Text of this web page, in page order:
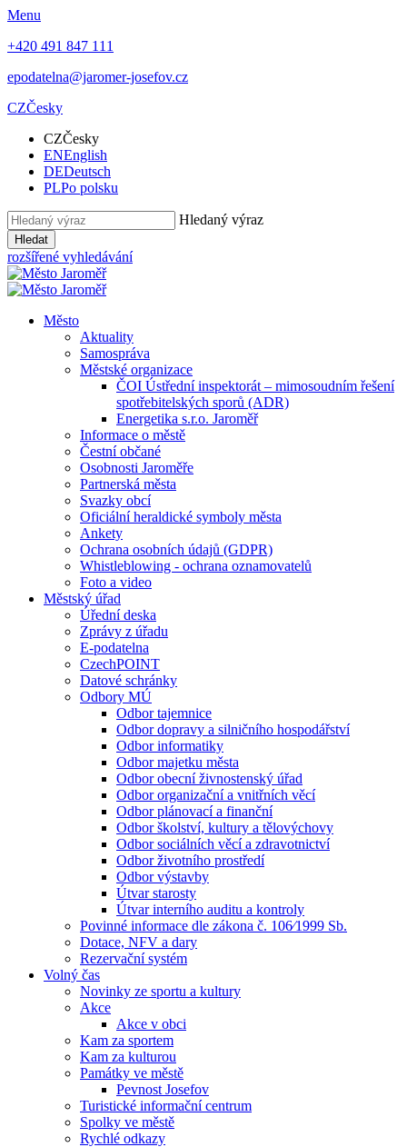
Menu
+420 491 847 111
epodatelna@jaromer-josefov.cz
CZČesky
CZČesky
ENEnglish
DEDeutsch
PLPo polsku
Hledaný výraz
Hledat
rozšířené vyhledávání
Město
Aktuality
Samospráva
Městské organizace
ČOI Ústřední inspektorát – mimosoudním řešení
spotřebitelských sporů (ADR)
Energetika s.r.o. Jaroměř
Informace o městě
Čestní občané
Osobnosti Jaroměře
Partnerská města
Svazky obcí
Oficiální heraldické symboly města
Ankety
Ochrana osobních údajů (GDPR)
Whistleblowing - ochrana oznamovatelů
Foto a video
Městský úřad
Úřední deska
Zprávy z úřadu
E-podatelna
CzechPOINT
Datové schránky
Odbory MÚ
Odbor tajemnice
Odbor dopravy a silničního hospodářství
Odbor informatiky
Odbor majetku města
Odbor obecní živnostenský úřad
Odbor organizační a vnitřních věcí
Odbor plánovací a finanční
Odbor školství, kultury a tělovýchovy
Odbor sociálních věcí a zdravotnictví
Odbor životního prostředí
Odbor výstavby
Útvar starosty
Útvar interního auditu a kontroly
Povinné informace dle zákona č. 106⁄1999 Sb.
Dotace, NFV a dary
Rezervační systém
Volný čas
Novinky ze sportu a kultury
Akce
Akce v obci
Kam za sportem
Kam za kulturou
Památky ve městě
Pevnost Josefov
Turistické informační centrum
Spolky ve městě
Rychlé odkazy